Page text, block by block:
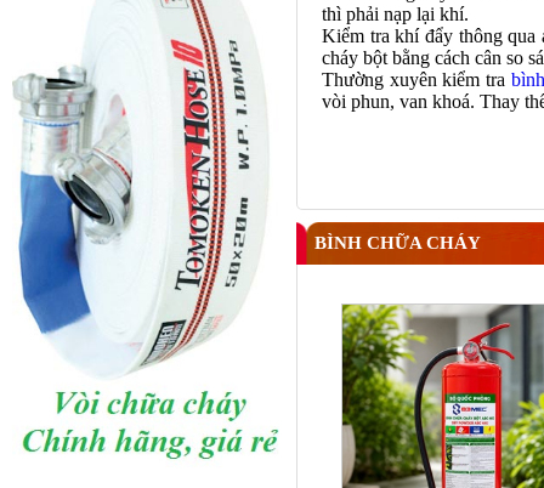
thì phải nạp lại khí.
Kiểm tra khí đẩy thông
cháy bột bằng cách cân so
Thường xuyên kiểm tra
vòi phun, van khoá. Thay
BÌNH CHỮA CHÁY